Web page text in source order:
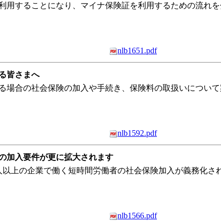
用することになり、マイナ保険証を利用するための流れ
nlb1651.pdf
皆さまへ
場合の社会保険の加入や手続き、保険料の取扱いについ
nlb1592.pdf
加入要件が更に拡大されます
上の企業で働く短時間労働者の社会保険加入が義務化
nlb1566.pdf